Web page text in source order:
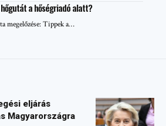
a hőségriadó alatt?
megelőzése: Tippek a…
eljárás
Magyarországra